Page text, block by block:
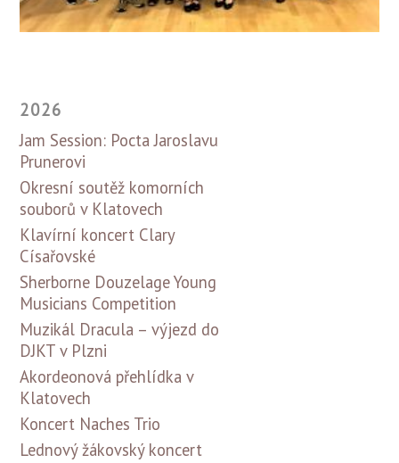
2026
Jam Session: Pocta Jaroslavu
Prunerovi
Okresní soutěž komorních
souborů v Klatovech
Klavírní koncert Clary
Císařovské
Sherborne Douzelage Young
Musicians Competition
Muzikál Dracula – výjezd do
DJKT v Plzni
Akordeonová přehlídka v
Klatovech
Koncert Naches Trio
Lednový žákovský koncert